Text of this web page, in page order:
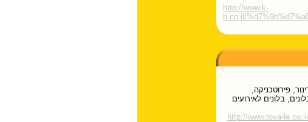
http://www.k-
h.co.il/
פירוטכניקה,
בלונים לאירועים
http://www.tova-